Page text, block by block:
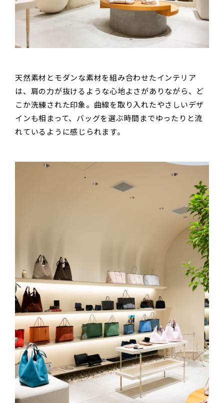
天然素材とモダンな素材を組み合わせたインテリア
は、肩の力が抜けるような心地よさがありながら、ど
こか洗練された印象。曲線を取り入れたやさしいデザ
インも相まって、バッグを選ぶ時間までゆったりと流
れているように感じられます。